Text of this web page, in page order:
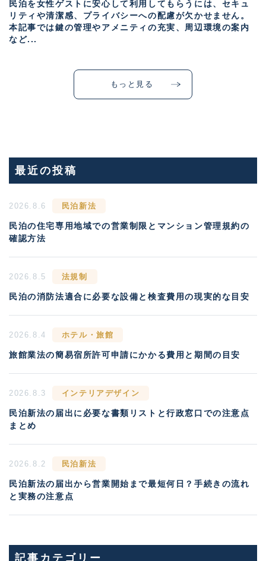
民泊を女性ゲストに安心して利用してもらうには、セキュ
リティや清潔感、プライバシーへの配慮が欠かせません。
本記事では鍵の管理やアメニティの充実、周辺環境の案内
など...
もっと見る
最近の投稿
2026.8.6 民泊新法
民泊の住宅専用地域での営業制限とマンション管理規約の
確認方法
2026.8.5 法規制
民泊の消防法適合に必要な設備と検査費用の現実的な目安
2026.8.4 ホテル・旅館
旅館業法の簡易宿所許可申請にかかる費用と期間の目安
2026.8.3 インテリアデザイン
民泊新法の届出に必要な書類リストと行政窓口での注意点
まとめ
2026.8.2 民泊新法
民泊新法の届出から営業開始まで最短何日？手続きの流れ
と実務の注意点
記事カテゴリー